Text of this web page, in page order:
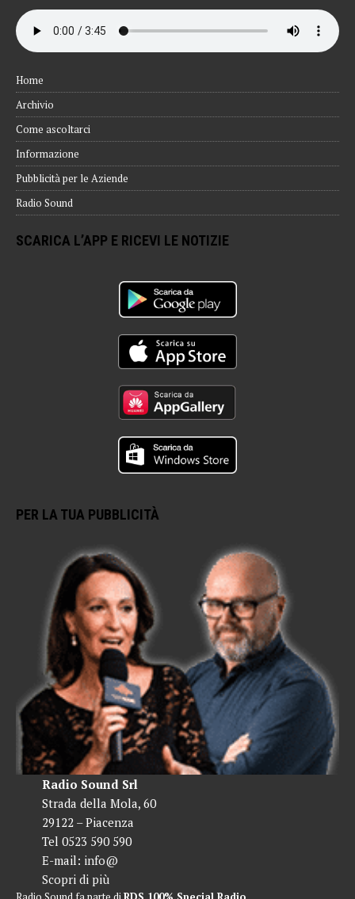
Home
Archivio
Come ascoltarci
Informazione
Pubblicità per le Aziende
Radio Sound
SCARICA L’APP E RICEVI LE NOTIZIE
PER LA TUA PUBBLICITÀ
Radio Sound Srl
Strada della Mola, 60
29122 – Piacenza
Tel 0523 590 590
E-mail: info@
Scopri di più